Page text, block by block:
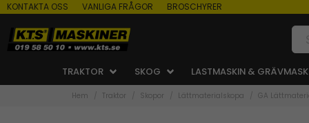
KONTAKTA OSS VANLIGA FRÅGOR BROSCHYRER
TRAKTOR SKOG LASTMASKIN &
Hem Traktor Skopor Lättmaterialskopa GA